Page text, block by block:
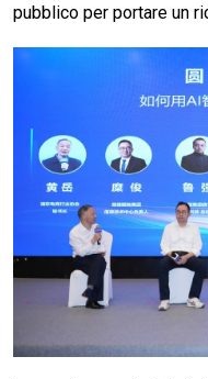
pubblico per portare un